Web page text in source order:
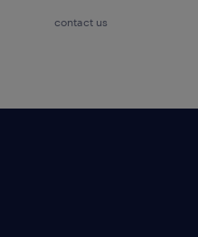
contact us